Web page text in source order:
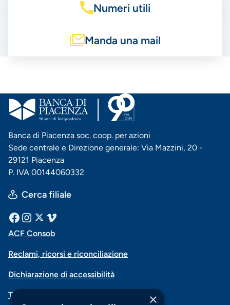
Numeri utili
Manda una mail
Banca di Piacenza soc. coop. per azioni
Sede centrale e Direzione generale: Via Mazzini, 20 -
29121 Piacenza
P. IVA 00144060332
Cerca filiale
Menu
social
Facebook
InstagramVimeo
Menu
navigazione
ACF Consob
Reclami, ricorsi e riconciliazione
Dichiarazione di accessibilità
Trasparenza ×